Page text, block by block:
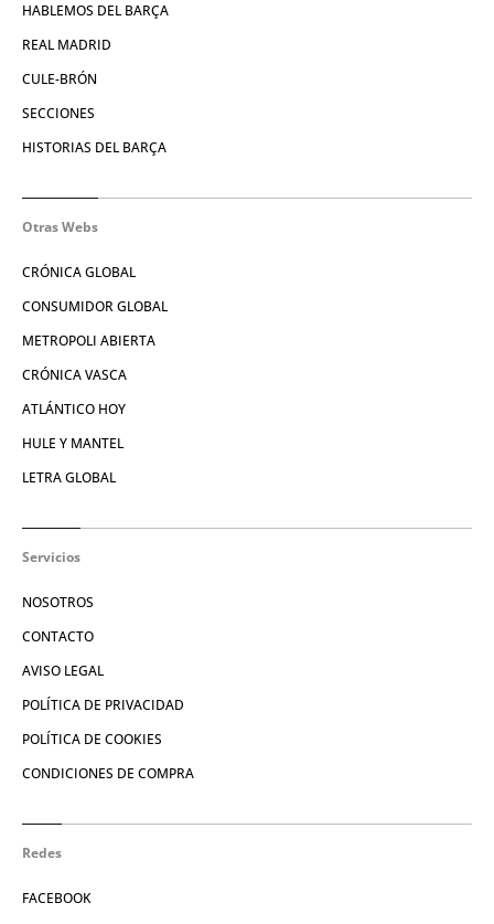
HABLEMOS DEL BARÇA
REAL MADRID
CULE-BRÓN
SECCIONES
HISTORIAS DEL BARÇA
Otras Webs
CRÓNICA GLOBAL
CONSUMIDOR GLOBAL
METROPOLI ABIERTA
CRÓNICA VASCA
ATLÁNTICO HOY
HULE Y MANTEL
LETRA GLOBAL
Servicios
NOSOTROS
CONTACTO
AVISO LEGAL
POLÍTICA DE PRIVACIDAD
POLÍTICA DE COOKIES
CONDICIONES DE COMPRA
Redes
FACEBOOK